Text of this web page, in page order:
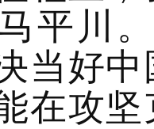
平川
当好
在攻